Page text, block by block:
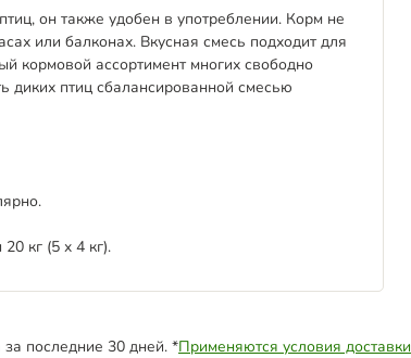
он также удобен в употреблении. Корм не
или балконах. Вкусная смесь подходит для
кормовой ассортимент многих свободно
диких птиц сбалансированной смесью
кг (5 x 4 кг).
последние 30 дней. *Применяются условия доставки